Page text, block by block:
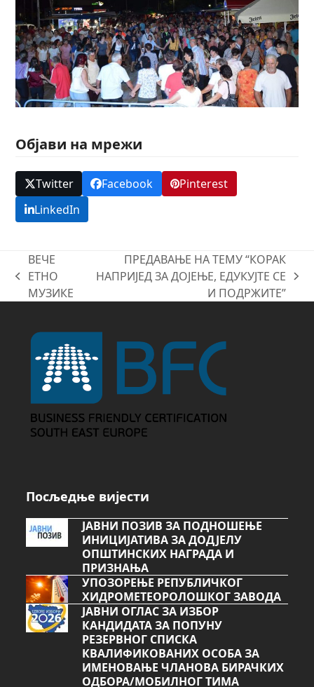
Објави на мрежи
Twitter Facebook
Pinterest
LinkedIn
previous
post:
ВЕЧЕ
ЕТНО
МУЗИКЕ
next
post:
ПРЕДАВАЊЕ НА ТЕМУ “КОРАК
НАПРИЈЕД ЗА ДОЈЕЊЕ, ЕДУКУЈТЕ СЕ
И ПОДРЖИТЕ”
Посљедње вијести
ЈАВНИ ПОЗИВ ЗА ПОДНОШЕЊЕ
ИНИЦИЈАТИВА ЗА ДОДЈЕЛУ
ОПШТИНСКИХ НАГРАДА И
ПРИЗНАЊА
УПОЗОРЕЊЕ РЕПУБЛИЧКОГ
ХИДРОМЕТЕОРОЛОШКОГ ЗАВОДА
ЈАВНИ ОГЛАС ЗА ИЗБОР
КАНДИДАТА ЗА ПОПУНУ
РЕЗЕРВНОГ СПИСКА
КВАЛИФИКОВАНИХ ОСОБА ЗА
ИМЕНОВАЊЕ ЧЛАНОВА БИРАЧКИХ
ОДБОРА/МОБИЛНОГ ТИМА